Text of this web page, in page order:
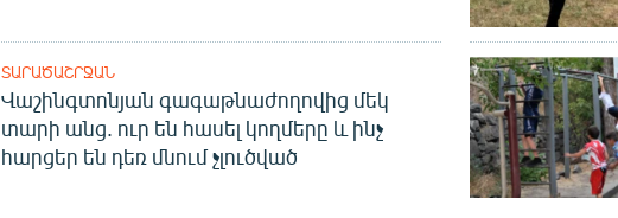
ՏԱՐԱԾԱՇՐՋԱՆ
Վաշինգտոնյան գագաթնաժողովից մեկ
տարի անց. ուր են հասել կողմերը և ինչ
հարցեր են դեռ մնում չլուծված